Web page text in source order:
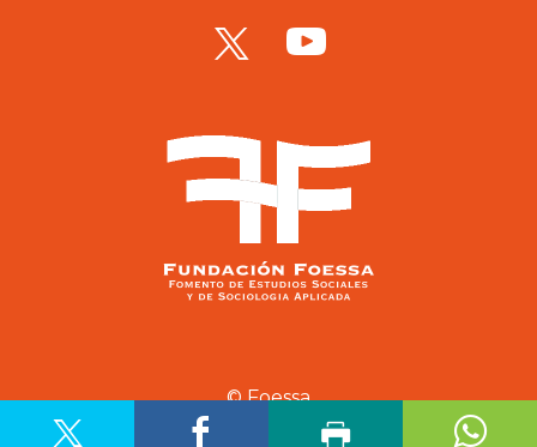
© Foessa
Aviso legal Política de privacidad Política de cookies